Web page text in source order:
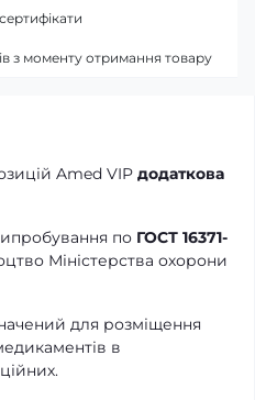
Amed VIP додаткова
по ГОСТ 16371-
Міністерства охорони
для розміщення
в
з моменту отримання товару